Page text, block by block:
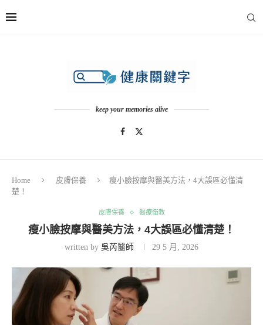
keep your memories alive
Home 皮膚保養
瘦小臉按摩與醫美方法，4大誤區必懂清
楚！
皮膚保養 醫療衛教
瘦小臉按摩與醫美方法，4大誤區必懂清楚！
written by 吳芮醫師 29 5 月, 2026